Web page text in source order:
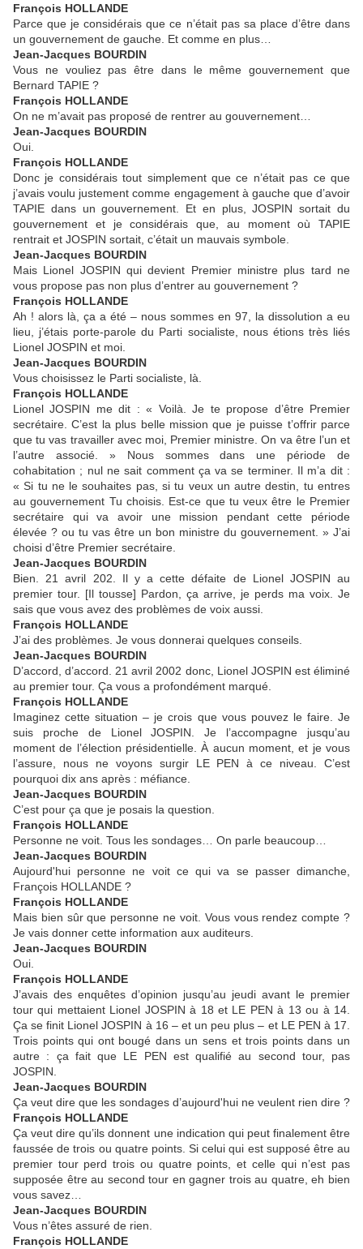
François HOLLANDE
Parce que je considérais que ce n’était pas sa place d’être dans
un gouvernement de gauche. Et comme en plus…
Jean-Jacques BOURDIN
Vous ne vouliez pas être dans le même gouvernement que
Bernard TAPIE ?
François HOLLANDE
On ne m’avait pas proposé de rentrer au gouvernement…
Jean-Jacques BOURDIN
Oui.
François HOLLANDE
Donc je considérais tout simplement que ce n’était pas ce que
j’avais voulu justement comme engagement à gauche que d’avoir
TAPIE dans un gouvernement. Et en plus, JOSPIN sortait du
gouvernement et je considérais que, au moment où TAPIE
rentrait et JOSPIN sortait, c’était un mauvais symbole.
Jean-Jacques BOURDIN
Mais Lionel JOSPIN qui devient Premier ministre plus tard ne
vous propose pas non plus d’entrer au gouvernement ?
François HOLLANDE
Ah ! alors là, ça a été – nous sommes en 97, la dissolution a eu
lieu, j’étais porte-parole du Parti socialiste, nous étions très liés
Lionel JOSPIN et moi.
Jean-Jacques BOURDIN
Vous choisissez le Parti socialiste, là.
François HOLLANDE
Lionel JOSPIN me dit : « Voilà. Je te propose d’être Premier
secrétaire. C’est la plus belle mission que je puisse t’offrir parce
que tu vas travailler avec moi, Premier ministre. On va être l’un et
l’autre associé. » Nous sommes dans une période de
cohabitation ; nul ne sait comment ça va se terminer. Il m’a dit :
« Si tu ne le souhaites pas, si tu veux un autre destin, tu entres
au gouvernement Tu choisis. Est-ce que tu veux être le Premier
secrétaire qui va avoir une mission pendant cette période
élevée ? ou tu vas être un bon ministre du gouvernement. » J’ai
choisi d’être Premier secrétaire.
Jean-Jacques BOURDIN
Bien. 21 avril 202. Il y a cette défaite de Lionel JOSPIN au
premier tour. [Il tousse] Pardon, ça arrive, je perds ma voix. Je
sais que vous avez des problèmes de voix aussi.
François HOLLANDE
J’ai des problèmes. Je vous donnerai quelques conseils.
Jean-Jacques BOURDIN
D’accord, d’accord. 21 avril 2002 donc, Lionel JOSPIN est éliminé
au premier tour. Ça vous a profondément marqué.
François HOLLANDE
Imaginez cette situation – je crois que vous pouvez le faire. Je
suis proche de Lionel JOSPIN. Je l’accompagne jusqu’au
moment de l’élection présidentielle. À aucun moment, et je vous
l’assure, nous ne voyons surgir LE PEN à ce niveau. C’est
pourquoi dix ans après : méfiance.
Jean-Jacques BOURDIN
C’est pour ça que je posais la question.
François HOLLANDE
Personne ne voit. Tous les sondages… On parle beaucoup…
Jean-Jacques BOURDIN
Aujourd'hui personne ne voit ce qui va se passer dimanche,
François HOLLANDE ?
François HOLLANDE
Mais bien sûr que personne ne voit. Vous vous rendez compte ?
Je vais donner cette information aux auditeurs.
Jean-Jacques BOURDIN
Oui.
François HOLLANDE
J’avais des enquêtes d’opinion jusqu’au jeudi avant le premier
tour qui mettaient Lionel JOSPIN à 18 et LE PEN à 13 ou à 14.
Ça se finit Lionel JOSPIN à 16 – et un peu plus – et LE PEN à 17.
Trois points qui ont bougé dans un sens et trois points dans un
autre : ça fait que LE PEN est qualifié au second tour, pas
JOSPIN.
Jean-Jacques BOURDIN
Ça veut dire que les sondages d’aujourd'hui ne veulent rien dire ?
François HOLLANDE
Ça veut dire qu’ils donnent une indication qui peut finalement être
faussée de trois ou quatre points. Si celui qui est supposé être au
premier tour perd trois ou quatre points, et celle qui n’est pas
supposée être au second tour en gagner trois au quatre, eh bien
vous savez…
Jean-Jacques BOURDIN
Vous n’êtes assuré de rien.
François HOLLANDE